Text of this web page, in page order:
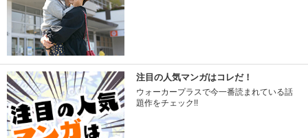
注目の人気マンガはコレだ！
ウォーカープラスで今一番読まれている話
題作をチェック!!